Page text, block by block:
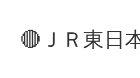
🔴ＪＲ東日